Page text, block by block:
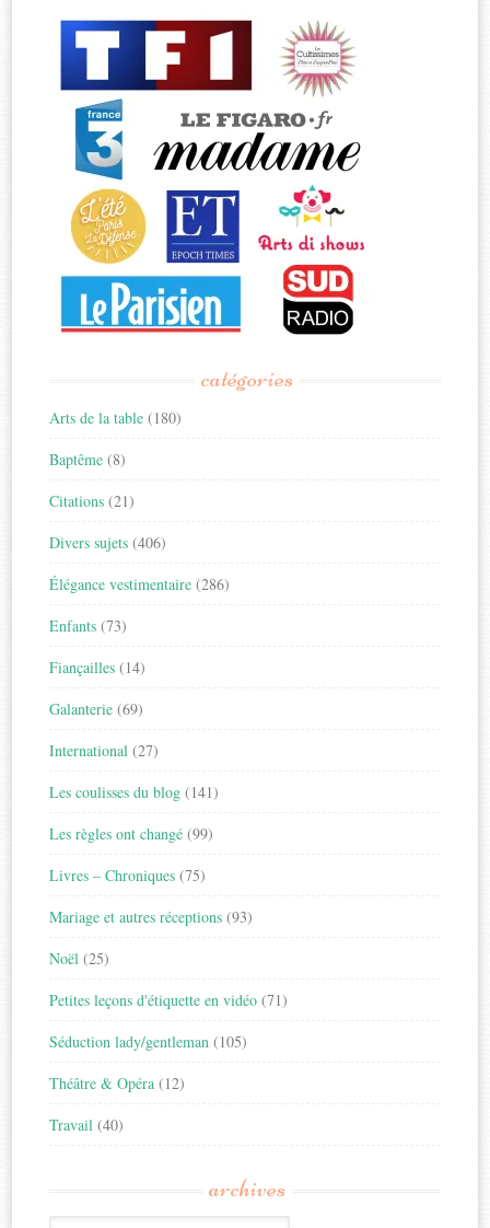
catégories
Arts de la table (180)
Baptême (8)
Citations (21)
Divers sujets (406)
Élégance vestimentaire (286)
Enfants (73)
Fiançailles (14)
Galanterie (69)
International (27)
Les coulisses du blog (141)
Les règles ont changé (99)
Livres – Chroniques (75)
Mariage et autres réceptions (93)
Noël (25)
Petites leçons d'étiquette en vidéo (71)
Séduction lady/gentleman (105)
Théâtre & Opéra (12)
Travail (40)
archives